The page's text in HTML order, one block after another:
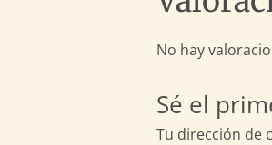
No hay
Sé el
Tu dirección de